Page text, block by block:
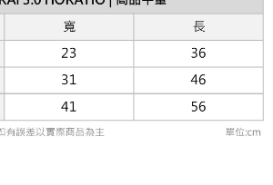
將收到繳費通知簡訊。
14天內，點擊此簡訊中的連結，可透過四大超商／
方式進行付款，方視為交易完成。
當下不需立刻繳費，但若您需要取消訂單，請聯絡
家同意取消之訂單仍視為有效，需透過AFTEE先享
取消欲退款等相關疑問，請聯繫「AFTEE先享後付